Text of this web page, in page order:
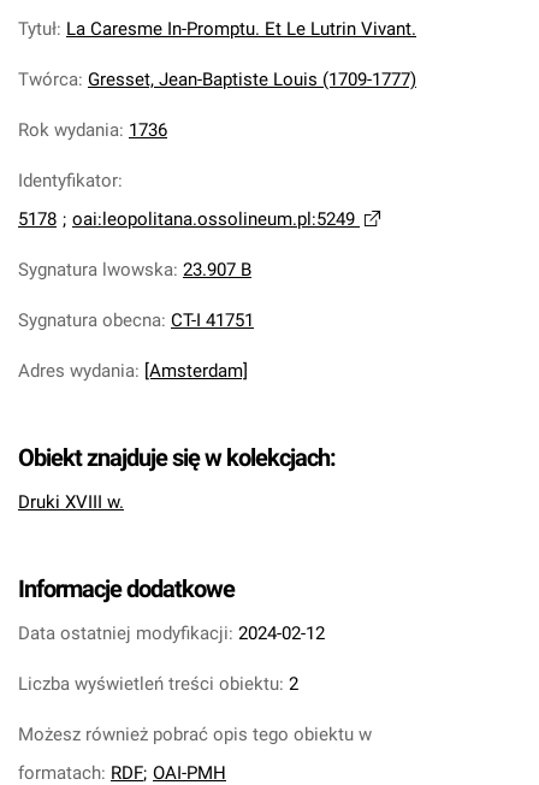
Tytuł: La Caresme In-Promptu. Et Le Lutrin Vivant.
Twórca: Gresset, Jean-Baptiste Louis (1709-1777)
Rok wydania: 1736
Identyfikator:
5178 ; oai:leopolitana.ossolineum.pl:5249
Sygnatura lwowska: 23.907 B
Sygnatura obecna: CT-I 41751
Adres wydania: [Amsterdam]
Obiekt znajduje się w kolekcjach:
Druki XVIII w.
Informacje dodatkowe
Data ostatniej modyfikacji: 2024-02-12
Liczba wyświetleń treści obiektu: 2
Możesz również pobrać opis tego obiektu w
formatach: RDF; OAI-PMH